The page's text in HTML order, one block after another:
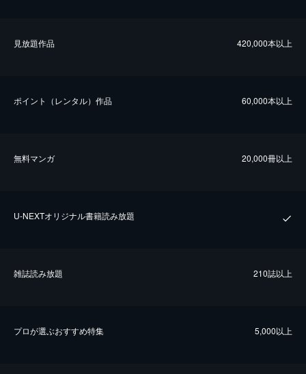
⾒放題作品 420,000本以上
ポイント（レンタル）作品 60,000本以上
無料マンガ 20,000冊以上
U-NEXTオリジナル書籍読み放題
雑誌読み放題 210誌以上
プロが選ぶおすすめ特集 5,000以上